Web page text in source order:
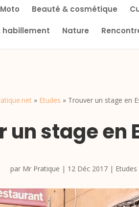
Beauté & cosmétique
habillement Nature
» Etudes » Trouver un stage en
un stage en
par Mr Pratique | 12 Déc 2017| Etudes